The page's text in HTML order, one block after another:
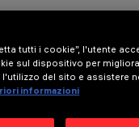
tutti i cookie”, l'utente
sul dispositivo per
l'utilizzo del sito e assistere
informazioni